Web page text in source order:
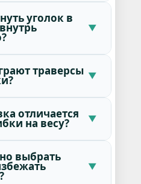
уголок в
траверсы
отличается
на весу?
выбрать